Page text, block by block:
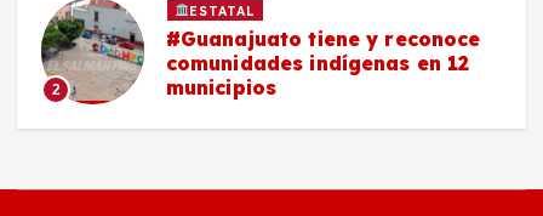
2
ESTATAL
#Guanajuato tiene y reconoce
comunidades indígenas en 12
municipios